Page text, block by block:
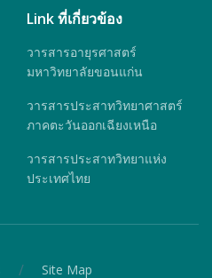
Link ที่เกี่ยวข้อง
วารสารอายุรศาสตร์
มหาวิทยาลัยขอนแก่น
วารสารประสาทวิทยาศาสตร์
ภาคตะวันออกเฉียงเหนือ
วารสารประสาทวิทยาแห่ง
ประเทศไทย
/ Site Map